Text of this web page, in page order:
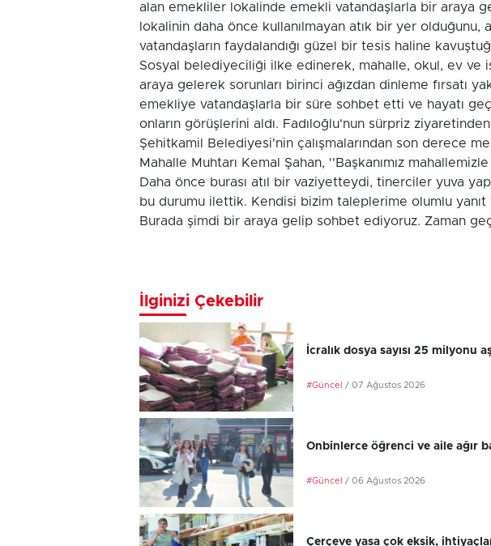
alan emekliler lokalinde emekli vatandaşlarla bir araya
lokalinin daha önce kullanılmayan atık bir yer
vatandaşların faydalandığı güzel bir tesis haline
Sosyal belediyeciliği ilke edinerek, mahalle, okul, ev ve
araya gelerek sorunları birinci ağızdan dinleme fırsatı
emekliye vatandaşlarla bir süre sohbet etti ve hayatı
onların görüşlerini aldı. Fadıloğlu'nun sürpriz
Şehitkamil Belediyesi'nin çalışmalarından son derece
Mahalle Muhtarı Kemal Şahan, ''Başkanımız
Daha önce burası atıl bir vaziyetteydi, tinerciler yuva
bu durumu ilettik. Kendisi bizim taleplerime olumlu yanıt
Burada şimdi bir araya gelip sohbet ediyoruz. Zaman
İlginizi Çekebilir
İcralık dosya sayısı 25 milyonu
#Güncel / 07 Ağustos 2026
Onbinlerce öğrenci ve aile ağır
#Güncel / 06 Ağustos 2026
Çerçeve yasa çok eksik,